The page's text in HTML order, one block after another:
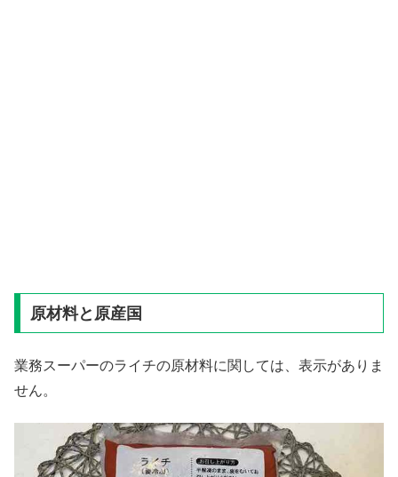
原材料と原産国
業務スーパーのライチの原材料に関しては、表示がありま
せん。